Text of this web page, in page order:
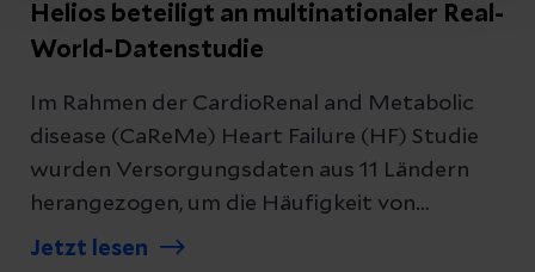
Helios beteiligt an multinationaler Real-
World-Datenstudie
Im Rahmen der CardioRenal and Metabolic
disease (CaReMe) Heart Failure (HF) Studie
wurden Versorgungsdaten aus 11 Ländern
herangezogen, um die Häufigkeit von
Herzinsuffizienz sowie besondere
Jetzt lesen